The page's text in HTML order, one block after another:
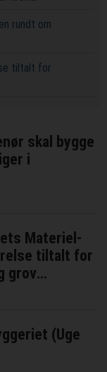
rundt om
tiltalt for
skal bygge
i
Materiel-
tiltalt for
grov
(Uge